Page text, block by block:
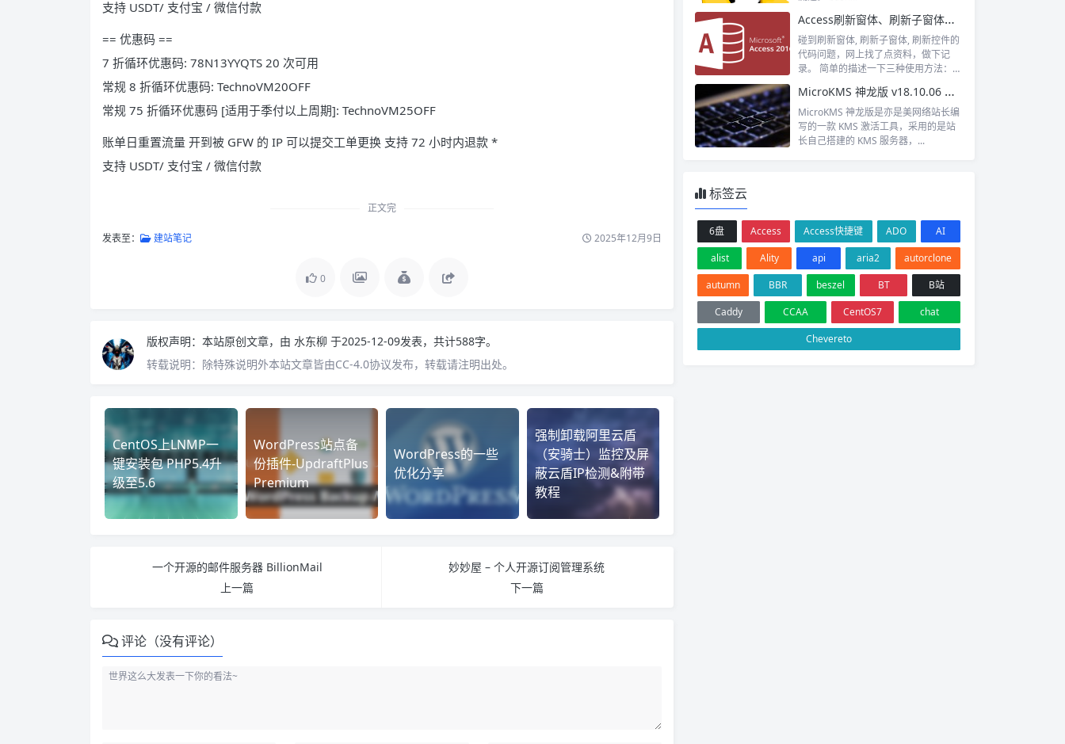
支持 USDT/ 支付宝 / 微信付款
== 优惠码 ==
7 折循环优惠码: 78N13YYQTS 20 次可用
常规 8 折循环优惠码: TechnoVM20OFF
常规 75 折循环优惠码 [适用于季付以上周期]: TechnoVM25OFF
账单日重置流量 开到被 GFW 的 IP 可以提交工单更换 支持 72 小时内退款 *
支持 USDT/ 支付宝 / 微信付款
正文完
发表至： 建站笔记 2025年12月9日
0
版权声明： 本站原创文章，由 水东柳 于2025-12-09发表，共计588字。
转载说明： 除特殊说明外本站文章皆由CC-4.0协议发布，转载请注明出处。
CentOS上LNMP一
键安装包 PHP5.4升
级至5.6
WordPress站点备
份插件-UpdraftPlus
Premium
WordPress的一些
优化分享
强制卸载阿里云盾
（安骑士）监控及屏
蔽云盾IP检测&附带
教程
一个开源的邮件服务器 BillionMail
上一篇
妙妙屋 – 个人开源订阅管理系统
下一篇
评论（没有评论）
Access刷新窗体、刷新子窗体、刷新控件的代码
碰到刷新窗体, 刷新子窗体, 刷新控件的
代码问题，网上找了点资料，做下记
录。 简单的描述一下三种使用方法：
MicroKMS 神龙版 v18.10.06 去弹窗版
MicroKMS 神龙版是亦是美网络站长编
写的一款 KMS 激活工具，采用的是站
长自己搭建的 KMS 服务器，...
标签云
6盘 Access Access快捷键 ADO
AI
alist
Ality api aria2
autorclone
autumn
BBR beszel BT
B站
Caddy
CCAA CentOS7
chat
Chevereto